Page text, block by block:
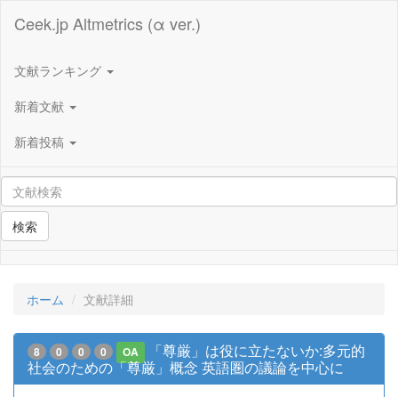
Ceek.jp Altmetrics (α ver.)
文献ランキング
新着文献
新着投稿
検索
ホーム 文献詳細
8 0 0 0 OA
「尊厳」は役に立たないか:多元的
社会のための「尊厳」概念 英語圏の議論を中心に